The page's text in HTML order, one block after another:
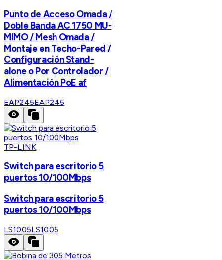
Punto de Acceso Omada /
Doble Banda AC 1750 MU-
MIMO / Mesh Omada /
Montaje en Techo-Pared /
Configuración Stand-
alone o Por Controlador /
Alimentación PoE af
EAP245EAP245
TP-LINK
Switch para escritorio 5
puertos 10/100Mbps
Switch para escritorio 5
puertos 10/100Mbps
LS1005LS1005